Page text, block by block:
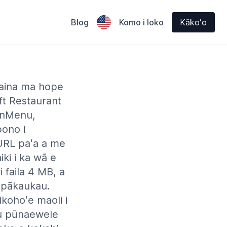
Blog Komo i loko Kākoʻo
ma hope
Restaurant
i
paʻa a me
i ka wā e
faila 4 MB, a
maoli i
pūnaewele